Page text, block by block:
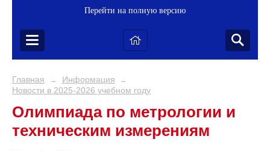
Перейти на полную версию
Главная → Информация →
Новости в 2025-2026 учебном году
Олимпиада по метрологии и
техническим измерениям